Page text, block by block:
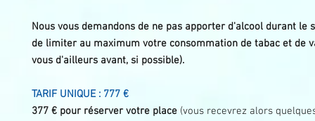
Nous vous demandons de ne pas apporter d'alcool durant le
de limiter au maximum votre consommation de tabac et de
vous d'ailleurs avant, si possible).
TARIF UNIQUE : 777 €
377 € pour réserver votre place (vous recevrez alors